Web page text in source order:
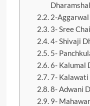
2-Aggarwal
3- Sree
4- Shivaji
5-
6- Kalumal
7- Kalawati
8- Adwani
9- Mahawar